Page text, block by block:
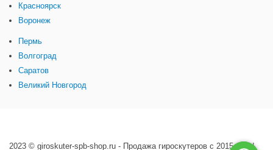
Красноярск
Воронеж
Пермь
Волгоград
Саратов
Великий Новгород
2023 © giroskuter-spb-shop.ru - Продажа гироскутеров с 2015 года!